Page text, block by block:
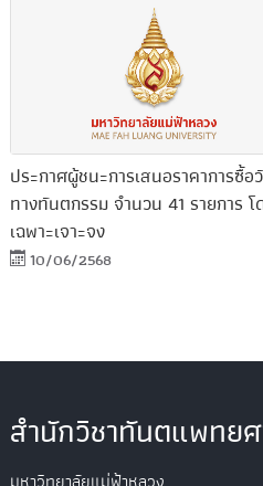
ประกาศผู้ชนะการเสนอราคาการซื้อ
ทางทันตกรรม จำนวน 41 รายการ โ
เฉพาะเจาะจง
10/06/2568
สำนักวิชาทันตแพทย